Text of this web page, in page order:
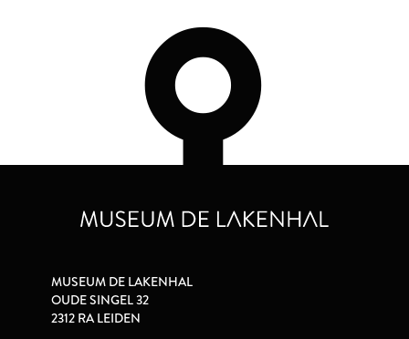
MUSEUM DE LAKENHAL
OUDE SINGEL 32
2312 RA LEIDEN